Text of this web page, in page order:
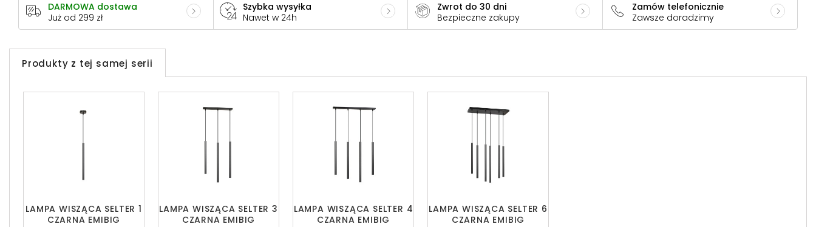
DARMOWA dostawa
Już od 299 zł
Szybka wysyłka
Nawet w 24h
Zwrot do 30 dni
Bezpieczne zakupy
Zamów telefonicznie
Zawsze doradzimy
Produkty z tej samej serii
LAMPA WISZĄCA SELTER 1
CZARNA EMIBIG
LAMPA WISZĄCA SELTER 3
CZARNA EMIBIG
LAMPA WISZĄCA SELTER 4
CZARNA EMIBIG
LAMPA WISZĄCA SELTER 6
CZARNA EMIBIG